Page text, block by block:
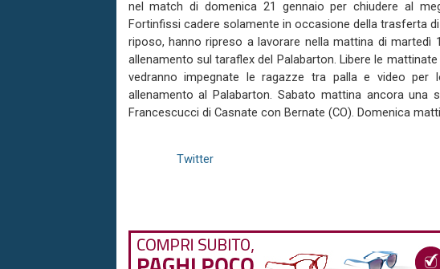
nel match di domenica 21 gennaio per chiudere al
Fortinfissi cadere solamente in occasione della trasferta
riposo, hanno ripreso a lavorare nella mattina di
allenamento sul taraflex del Palabarton. Libere le
vedranno impegnate le ragazze tra palla e video per
allenamento al Palabarton. Sabato mattina ancora
Francescucci di Casnate con Bernate (CO). Domenica
Twitter